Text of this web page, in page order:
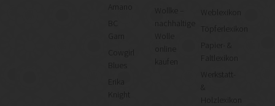
Cowgirl
Knight
Wollke –
nachhaltige
kaufen
Weblexikon
Töpferlexikon
Papier- &
Faltlexikon
Werkstatt-
&
Holzlexikon